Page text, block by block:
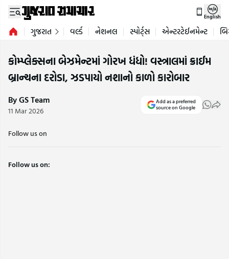
English
ગુજરાત વર્લ્ડ નેશનલ સ્પોર્ટ્સ એન્ટરટેઈનમેન્ટ
કોમ્પ્લેક્સના બેઝમેન્ટમાં ગોરખ ધંધો! વસ્ત્રાલમાં ક્રાઈમ
બ્રાન્ચના દરોડા, ઝડપાયો નશાનો કાળો કારોબાર
By GS Team
11 Mar 2026
Add as a preferred
source on Google
Follow us on
Follow us on: